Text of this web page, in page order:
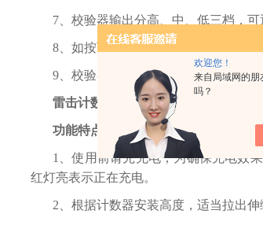
欢迎您！
来自局域网的朋
吗？
7、校验器输出分高、中、低三档，
8、如按下按钮3秒钟以上指示灯仍未
9、校验器请勿随意拆卸。如电池组
雷击计数器校验仪 承试三级 厂家
功能特点
1、使用前请先充电，为确保充电效
红灯亮表示正在充电。
2、根据计数器安装高度，适当拉出伸